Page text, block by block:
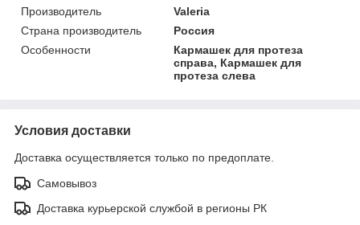
Производитель
Valeria
Страна производитель
Россия
Особенности
Кармашек для протеза
справа, Кармашек для
протеза слева
Условия доставки
Доставка осуществляется только по предоплате.
Самовывоз
Доставка курьерской службой в регионы РК